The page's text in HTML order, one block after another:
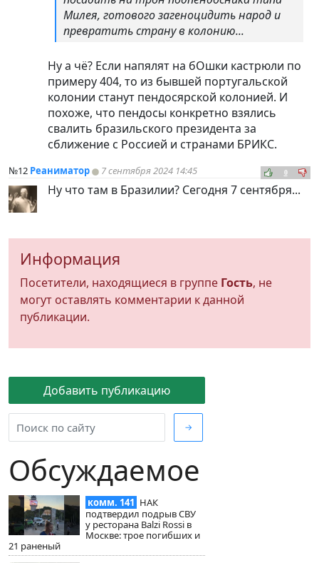
Добавить публикацию
→
Обсуждаемое
комм. 141 НАК
подтвердил подрыв СВУ
у ресторана Balzi Rossi в
Москве: трое погибших и
21 раненый
Милея, готового загеноцидить народ и
превратить страну в колонию...
Ну а чё? Если напялят на бОшки кастрюли по
примеру 404, то из бывшей португальской
колонии станут пендосярской колонией. И
похоже, что пендосы конкретно взялись
свалить бразильского президента за
сближение с Россией и странами БРИКС.
№12 Реаниматор 7 сентября 2024 14:45 0
Ну что там в Бразилии? Сегодня 7 сентября...
Информация
Посетители, находящиеся в группе Гость, не
могут оставлять комментарии к данной
публикации.